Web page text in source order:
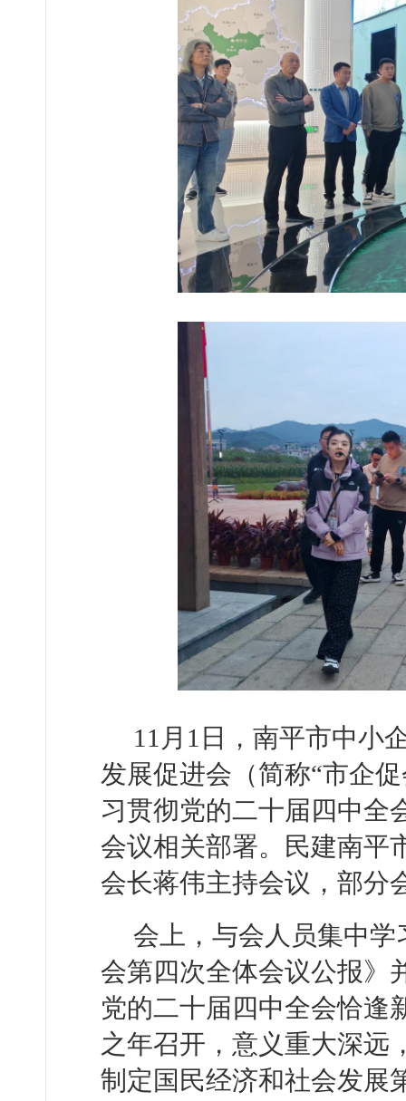
11月1日，南平市中小
发展促进会（简称“市企
习贯彻党的二十届四中全
会议相关部署。民建南平
会长蒋伟主持会议，部分
会上，与会人员集中
会第四次全体会议公报》
党的二十届四中全会恰逢
之年召开，意义重大深远
制定国民经济和社会发展